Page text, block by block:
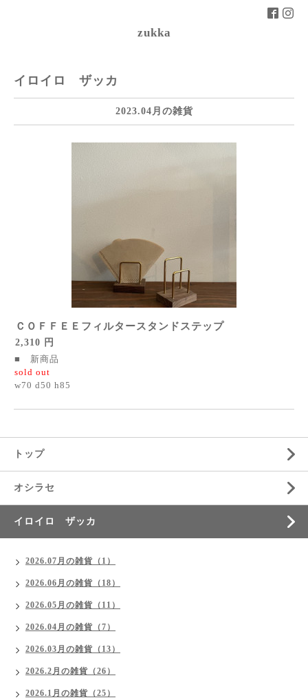
zukka
イロイロ ザッカ
2023.04月の雑貨
ＣＯＦＦＥＥフィルタースタンドステップ
2,310 円
■ 新商品
sold out
w70 d50 h85
トップ
オシラセ
イロイロ ザッカ
2026.07月の雑貨（1）
2026.06月の雑貨（18）
2026.05月の雑貨（11）
2026.04月の雑貨（7）
2026.03月の雑貨（13）
2026.2月の雑貨（26）
2026.1月の雑貨（25）